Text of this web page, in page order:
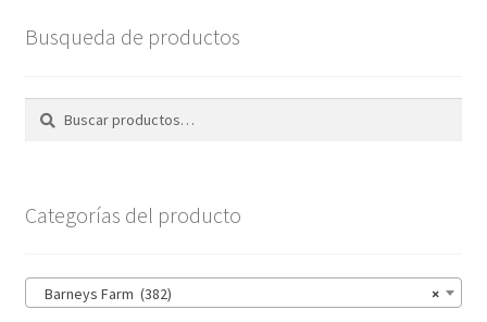
Busqueda de productos
Buscar
Buscar
Categorías del producto
×
Barneys Farm (382)